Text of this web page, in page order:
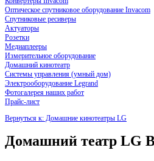
Оптическое спутниковое оборудование Invacom
Спутниковые ресиверы
Актуаторы
Розетки
Медиаплееры
Измерительное оборудование
Домашний кинотеатр
Системы управления (умный дом)
Электрооборудование Legrand
Фотогалерея наших работ
Прайс-лист
Вернуться к: Домашние кинотеатры LG
Домашний театр LG